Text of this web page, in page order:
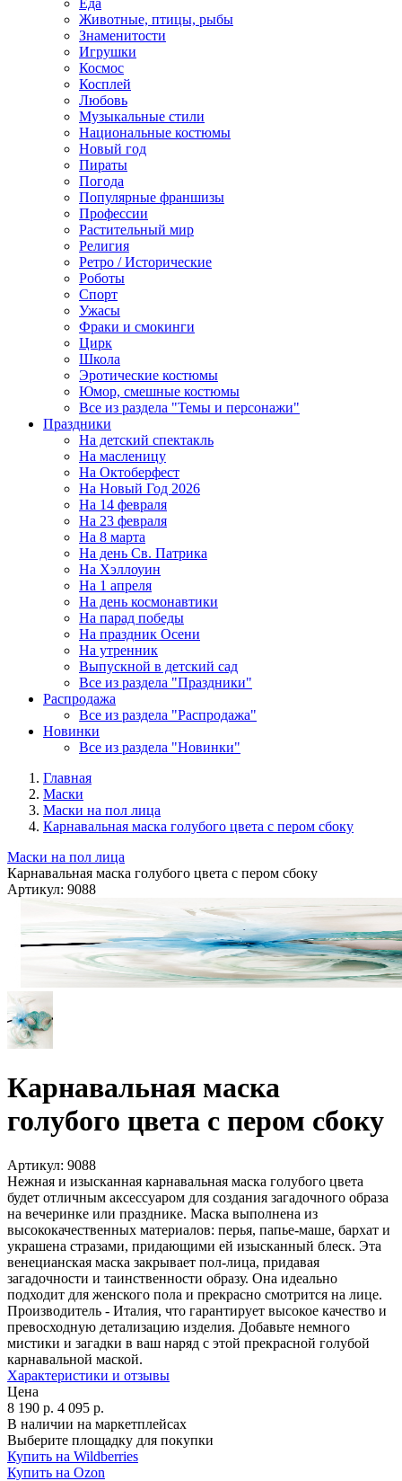
Еда
Животные, птицы, рыбы
Знаменитости
Игрушки
Космос
Косплей
Любовь
Музыкальные стили
Национальные костюмы
Новый год
Пираты
Погода
Популярные франшизы
Профессии
Растительный мир
Религия
Ретро / Исторические
Роботы
Спорт
Ужасы
Фраки и смокинги
Цирк
Школа
Эротические костюмы
Юмор, смешные костюмы
Все из раздела "Темы и персонажи"
Праздники
На детский спектакль
На масленицу
На Октоберфест
На Новый Год 2026
На 14 февраля
На 23 февраля
На 8 марта
На день Св. Патрика
На Хэллоуин
На 1 апреля
На день космонавтики
На парад победы
На праздник Осени
На утренник
Выпускной в детский сад
Все из раздела "Праздники"
Распродажа
Все из раздела "Распродажа"
Новинки
Все из раздела "Новинки"
Главная
Маски
Маски на пол лица
Карнавальная маска голубого цвета с пером сбоку
Маски на пол лица
Карнавальная маска голубого цвета с пером сбоку
Артикул: 9088
Карнавальная маска
голубого цвета с пером сбоку
Артикул: 9088
Нежная и изысканная карнавальная маска голубого цвета
будет отличным аксессуаром для создания загадочного образа
на вечеринке или празднике. Маска выполнена из
высококачественных материалов: перья, папье-маше, бархат и
украшена стразами, придающими ей изысканный блеск. Эта
венецианская маска закрывает пол-лица, придавая
загадочности и таинственности образу. Она идеально
подходит для женского пола и прекрасно смотрится на лице.
Производитель - Италия, что гарантирует высокое качество и
превосходную детализацию изделия. Добавьте немного
мистики и загадки в ваш наряд с этой прекрасной голубой
карнавальной маской.
Характеристики и отзывы
Цена
8 190 р. 4 095 р.
В наличии на маркетплейсах
Выберите площадку для покупки
Купить на Wildberries
Купить на Ozon